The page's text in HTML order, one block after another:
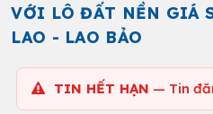
VỚI LÔ ĐẤT NỀN GIÁ
LAO - LAO BẢO
TIN HẾT HẠN — Tin